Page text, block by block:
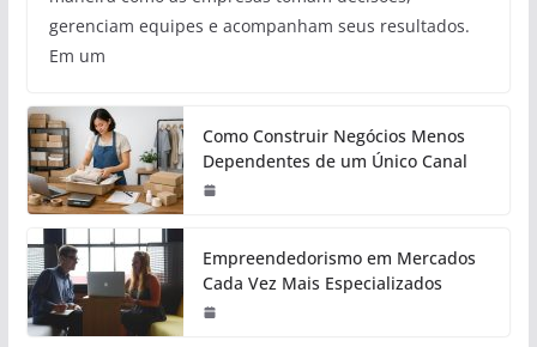
gerenciam equipes e acompanham seus resultados.
Em um
Como Construir Negócios Menos
Dependentes de um Único Canal
Empreendedorismo em Mercados
Cada Vez Mais Especializados